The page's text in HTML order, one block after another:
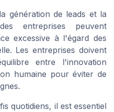
génération de leads et la
entreprises peuvent
excessive à l'égard des
Les entreprises doivent
entre l'innovation
humaine pour éviter de
quotidiens, il est essentiel